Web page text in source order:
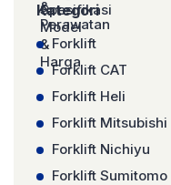
Kategori
Forklift
Forklift CAT
Forklift Heli
Forklift Mitsubishi
Forklift Nichiyu
Forklift Sumitomo